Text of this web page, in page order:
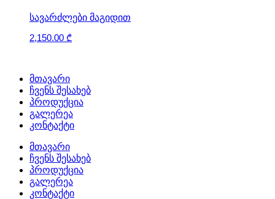
ᲡᲐᲕᲐᲠᲫᲚᲔᲑᲘ ᲛᲐᲒᲘᲓᲘᲗ
2,150.00 ₾
მთავარი
ჩვენს შესახებ
პროდუქცია
გალერეა
კონტაქტი
მთავარი
ჩვენს შესახებ
პროდუქცია
გალერეა
კონტაქტი